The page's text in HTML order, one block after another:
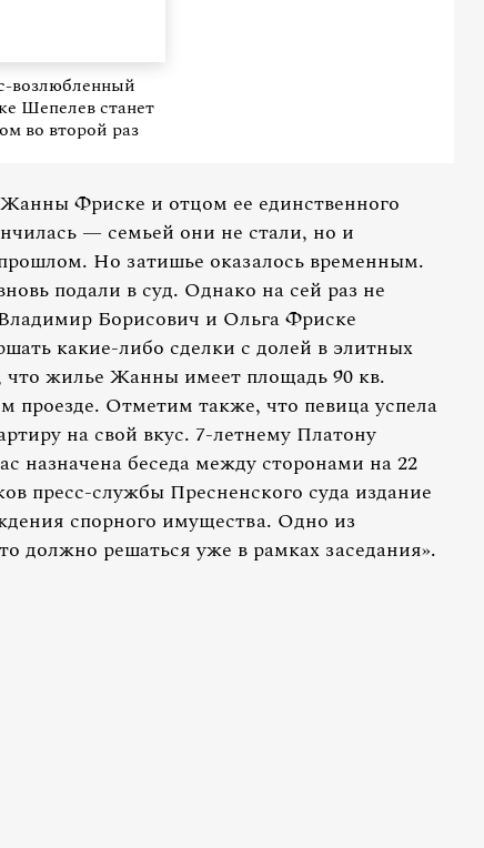
возлюбленный
Шепелев станет
во второй раз
Фриске и отцом ее единственного
— семьей они не стали, но и
Но затишье оказалось временным.
подали в суд. Однако на сей раз не
Борисович и Ольга Фриске
какие-либо сделки с долей в элитных
жилье Жанны имеет площадь 90 кв.
Отметим также, что певица успела
на свой вкус. 7-летнему Платону
назначена беседа между сторонами на 22
пресс-службы Пресненского суда издание
спорного имущества. Одно из
должно решаться уже в рамках заседания».